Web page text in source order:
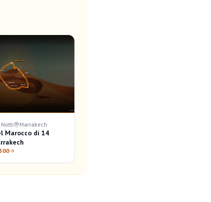
Notti Marrakech
Marocco di 14